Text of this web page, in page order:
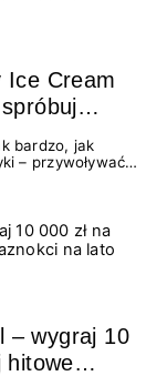
Ice Cream
bardzo, jak
– przywoływać
więcej niż
Tego lata
unikalny projekt
– wygraj 10
hitowe